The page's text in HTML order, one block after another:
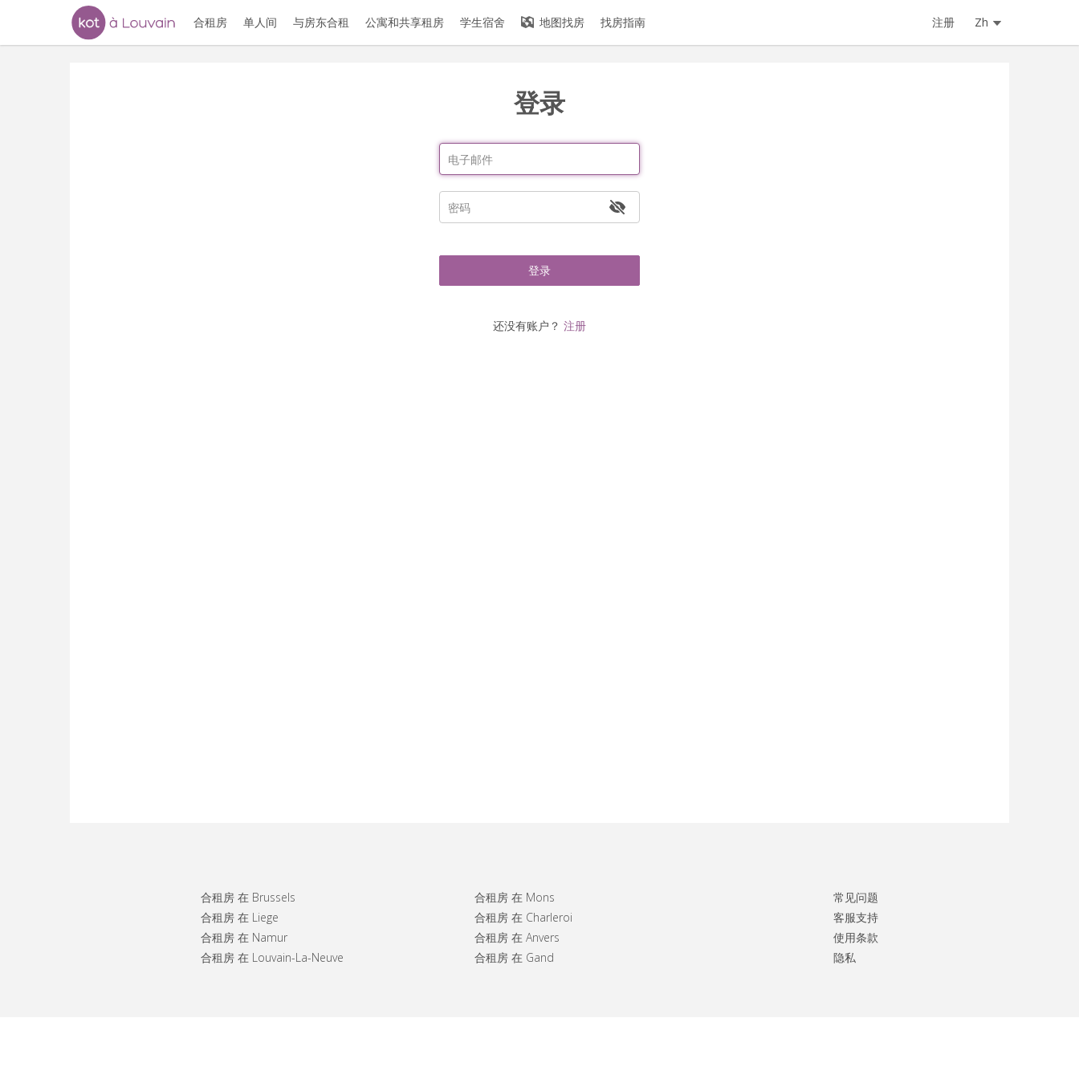
合租房 单人间 与房东合租 公寓和共享租房 学生宿舍 地图找房 找房指南 注册 Zh
登录
登录
还没有账户？ 注册
合租房 在 Brussels
合租房 在 Liege
合租房 在 Namur
合租房 在 Louvain-La-Neuve
合租房 在 Mons
合租房 在 Charleroi
合租房 在 Anvers
合租房 在 Gand
常见问题
客服支持
使用条款
隐私